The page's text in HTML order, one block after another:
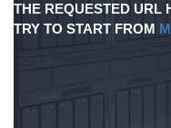
THE REQUESTED URL
TRY TO START FROM